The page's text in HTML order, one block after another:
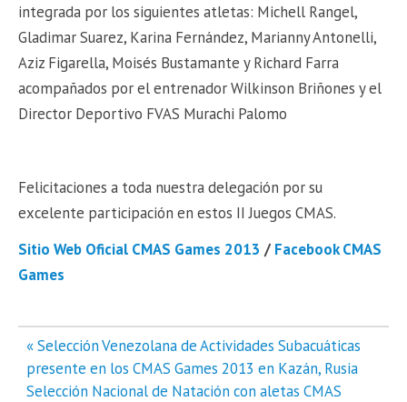
integrada por los siguientes atletas: Michell Rangel,
Gladimar Suarez, Karina Fernández, Marianny Antonelli,
Aziz Figarella, Moisés Bustamante y Richard Farra
acompañados por el entrenador Wilkinson Briñones y el
Director Deportivo FVAS Murachi Palomo
Felicitaciones a toda nuestra delegación por su
excelente participación en estos II Juegos CMAS.
Sitio Web Oficial CMAS Games 2013 / Facebook CMAS
Games
Navegación
de
entradas
« Selección Venezolana de Actividades Subacuáticas
presente en los CMAS Games 2013 en Kazán, Rusia
Selección Nacional de Natación con aletas CMAS